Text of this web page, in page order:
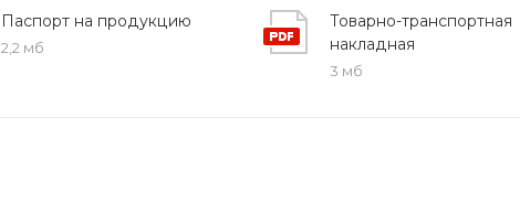
Паспорт на продукцию
2,2 мб
Товарно-транспортная
накладная
3 мб